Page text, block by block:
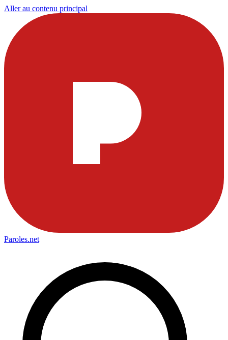
Aller au contenu principal
Paroles.net